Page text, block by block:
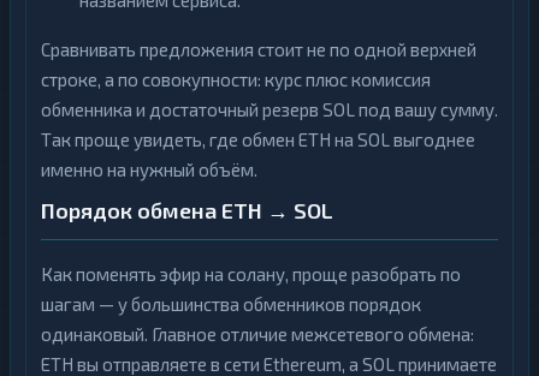
Сравнивать предложения стоит не по одной верхней
строке, а по совокупности: курс плюс комиссия
обменника и достаточный резерв SOL под вашу сумму.
Так проще увидеть, где обмен ETH на SOL выгоднее
именно на нужный объём.
Порядок обмена ETH → SOL
Как поменять эфир на солану, проще разобрать по
шагам — у большинства обменников порядок
одинаковый. Главное отличие межсетевого обмена:
ETH вы отправляете в сети Ethereum, а SOL принимаете